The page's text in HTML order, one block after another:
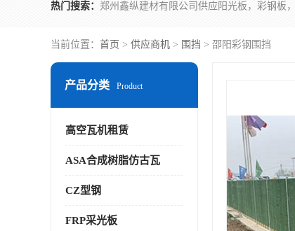
热门搜索：
当前位置： 首页 > 供应商机 > 围挡 > 邵阳彩钢围挡
产品分类 Product
高空瓦机租赁
ASA合成树脂仿古瓦
CZ型钢
FRP采光板